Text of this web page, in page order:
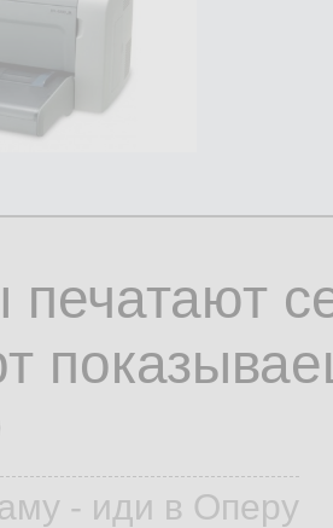
печатают
- иди в Оперу